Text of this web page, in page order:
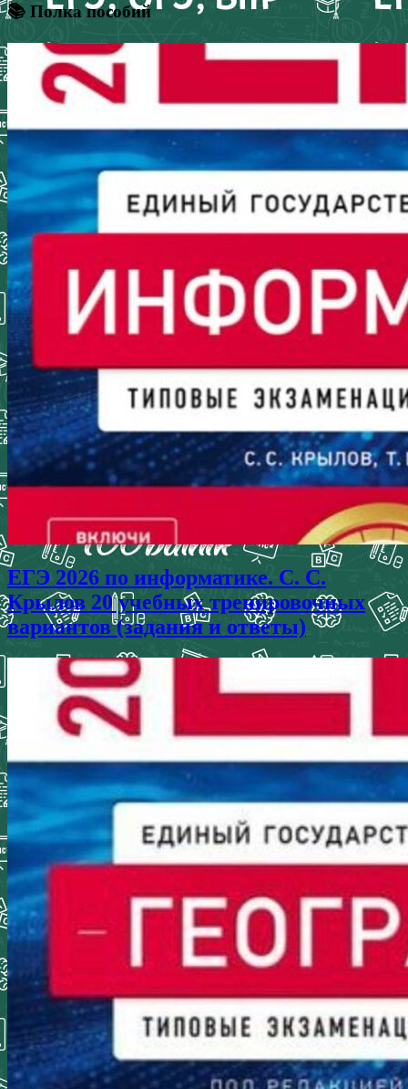
📚 Полка пособий
ЕГЭ 2026 по информатике. С. С.
Крылов 20 учебных тренировочных
вариантов (задания и ответы)